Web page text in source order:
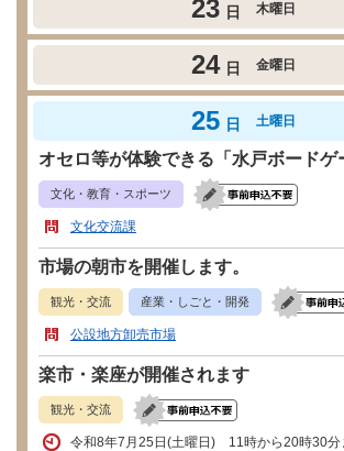
23 日 木曜日
24 日 金曜日
25 日 土曜日
オセロ等が体験できる「水戸ボードゲ
文化・教育・スポーツ
文化交流課
市場の朝市を開催します。
観光・交流 産業・しごと・開発
公設地方卸売市場
楽市・楽座が開催されます
観光・交流
令和8年7月25日(土曜日) 11時から20時30分